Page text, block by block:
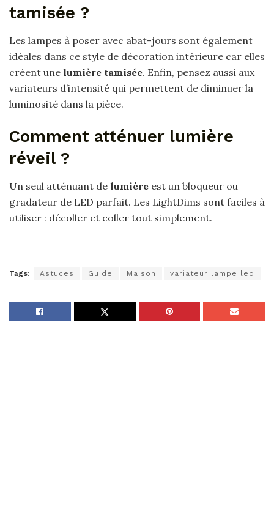
tamisée ?
Les lampes à poser avec abat-jours sont également
idéales dans ce style de décoration intérieure car elles
créent une lumière tamisée. Enfin, pensez aussi aux
variateurs d’intensité qui permettent de diminuer la
luminosité dans la pièce.
Comment atténuer lumière
réveil ?
Un seul atténuant de lumière est un bloqueur ou
gradateur de LED parfait. Les LightDims sont faciles à
utiliser : décoller et coller tout simplement.
Tags: Astuces Guide Maison variateur lampe led